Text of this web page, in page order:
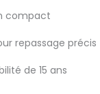
d'espace
compact
repassage précis
de 15 ans